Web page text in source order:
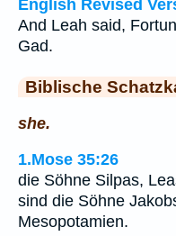
English Revised
And Leah said,
Gad.
Biblische
she.
1.Mose 35:26
die Söhne Silpas,
sind die Söhne
Mesopotamien.